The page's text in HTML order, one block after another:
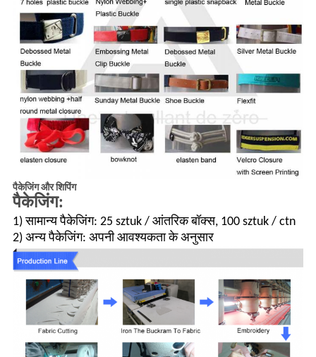
पैकेजिंग और शिपिंग
पैकेजिंग:
1) सामान्य पैकेजिंग: 25 sztuk / आंतरिक बॉक्स, 100 sztuk / ctn
2) अन्य पैकेजिंग: अपनी आवश्यकता के अनुसार